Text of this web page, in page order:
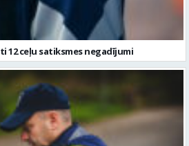
ceļu satiksmes negadījumi